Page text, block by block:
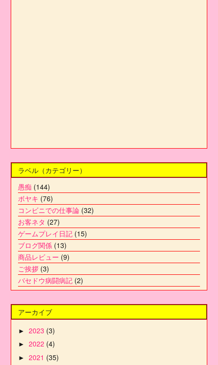
ラベル（カテゴリー）
愚痴 (144)
ボヤキ (76)
コンビニでの仕事論 (32)
お客ネタ (27)
ゲームプレイ日記 (15)
ブログ関係 (13)
商品レビュー (9)
ご挨拶 (3)
バセドウ病闘病記 (2)
アーカイブ
►2023 (3)
►2022 (4)
►2021 (35)